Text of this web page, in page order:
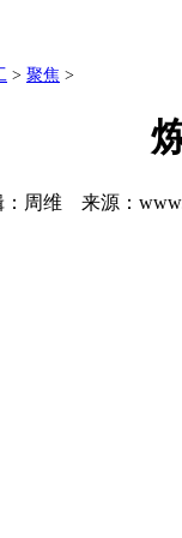
> 聚焦 >
周维 来源：